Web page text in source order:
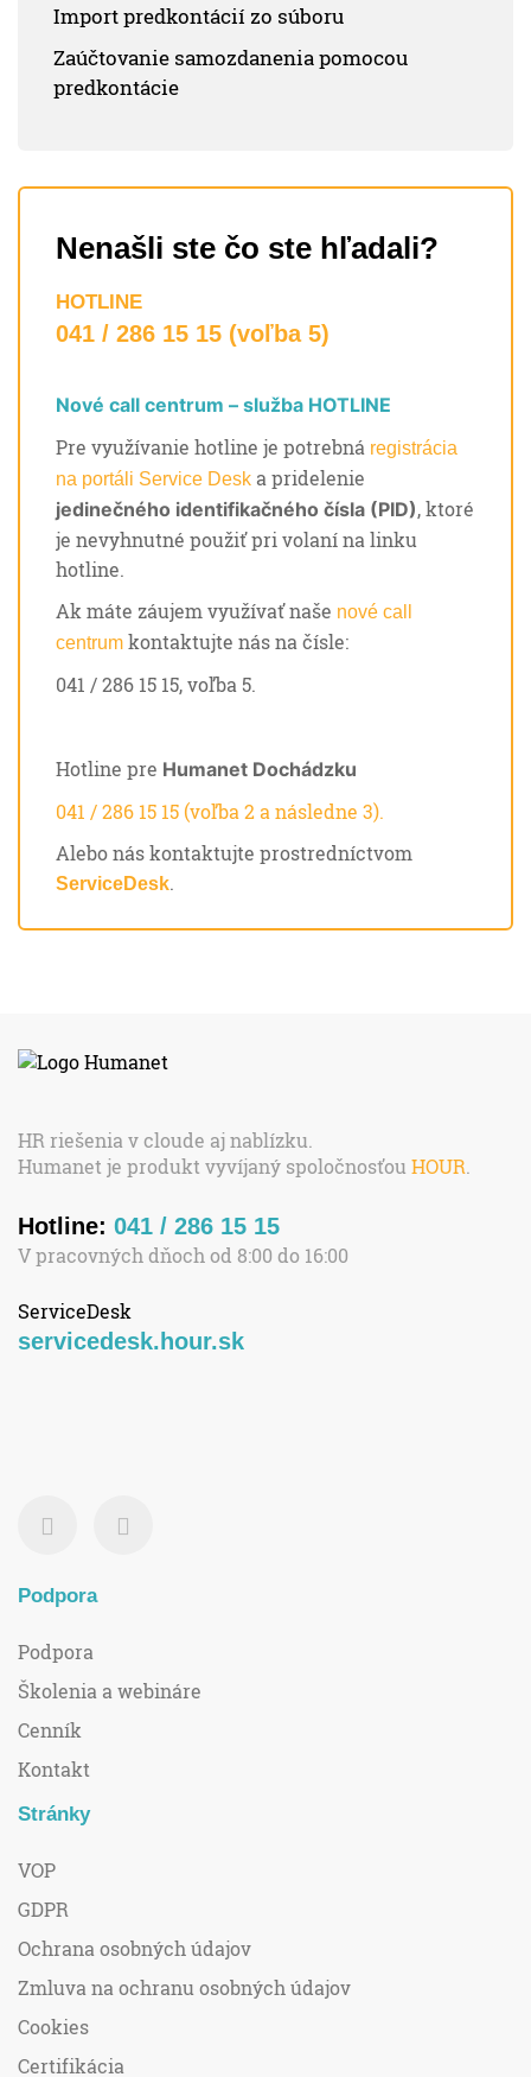
Import predkontácií zo súboru
Zaúčtovanie samozdanenia pomocou
predkontácie
Nenašli ste čo ste hľadali?
HOTLINE
041 / 286 15 15 (voľba 5)
Nové call centrum – služba HOTLINE
Pre využívanie hotline je potrebná registrácia
na portáli Service Desk a pridelenie
jedinečného identifikačného čísla (PID), ktoré
je nevyhnutné použiť pri volaní na linku
hotline.
Ak máte záujem využívať naše nové call
centrum kontaktujte nás na čísle:
041 / 286 15 15, voľba 5.
Hotline pre Humanet Dochádzku
041 / 286 15 15 (voľba 2 a následne 3).
Alebo nás kontaktujte prostredníctvom
ServiceDesk.
HR riešenia v cloude aj nablízku.
Humanet je produkt vyvíjaný spoločnosťou HOUR
Hotline: 041 / 286 15 15
V pracovných dňoch od 8:00 do 16:00
ServiceDesk
servicedesk.hour.sk
Podpora
Podpora
Školenia a webináre
Cenník
Kontakt
Stránky
VOP
GDPR
Ochrana osobných údajov
Zmluva na ochranu osobných údajov
Cookies
Certifikácia